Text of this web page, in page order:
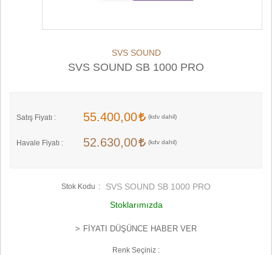
SVS SOUND
SVS SOUND SB 1000 PRO
Satış Fiyatı : 55.400,00
Havale Fiyatı : 52.630,00
Stok Kodu
SVS SOUND SB 1000 PRO
Stoklarımızda
FIYATI DÜŞÜNCE HABER VER
Renk Seçiniz :